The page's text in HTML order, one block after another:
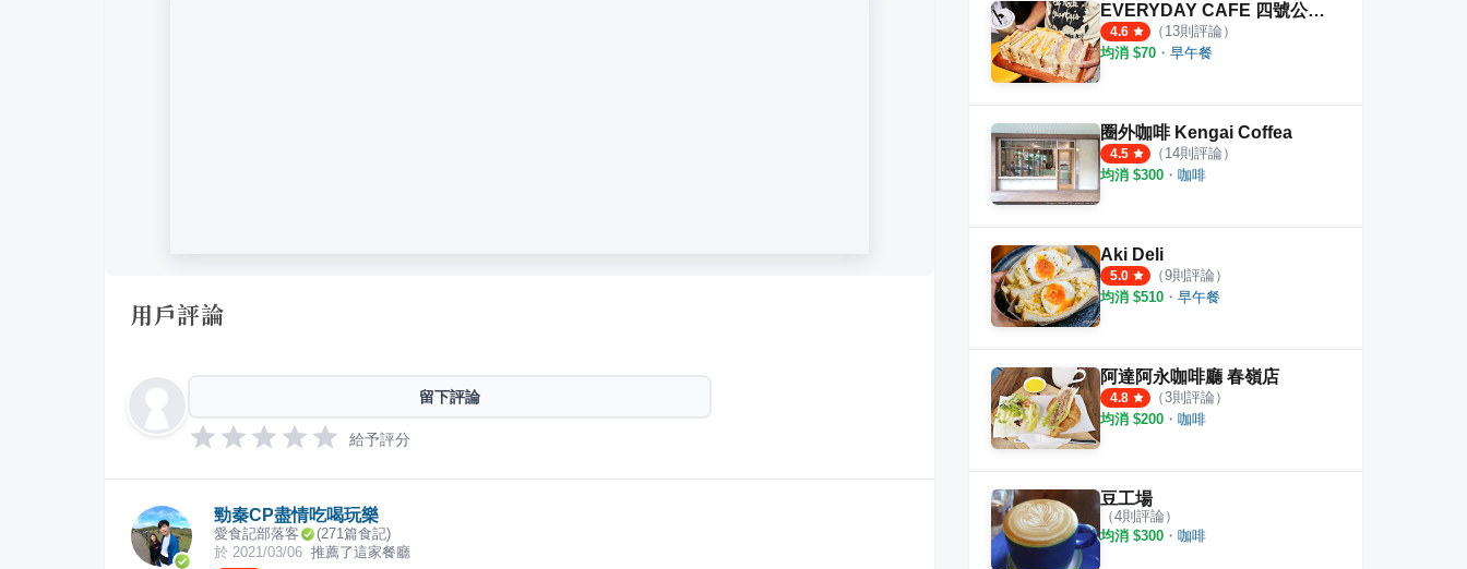
用戶評論
留下評論
給予評分
勁秦CP盡情吃喝玩樂
愛食記部落客 (271篇食記)
於 2021/03/06 推薦了這家餐廳
EVERYDAY CAFE 四號公園店
4.6 （ 13則評論）
均消 $70 ・ 早午餐
圈外咖啡 Kengai Coffea
4.5 （ 14則評論）
均消 $300 ・ 咖啡
Aki Deli
5.0 （9則評論）
均消 $510 ・ 早午餐
阿達阿永咖啡廳 春嶺店
4.8 （3則評論）
均消 $200 ・ 咖啡
豆工場
（4則評論）
均消 $300 ・ 咖啡